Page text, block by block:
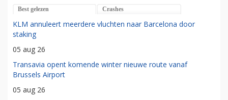
Best gelezen Crashes
KLM annuleert meerdere vluchten naar Barcelona door
staking
05 aug 26
Transavia opent komende winter nieuwe route vanaf
Brussels Airport
05 aug 26